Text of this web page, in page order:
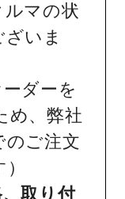
ルマの状
いま
ーダーを
め、弊社
のご注文
取り付